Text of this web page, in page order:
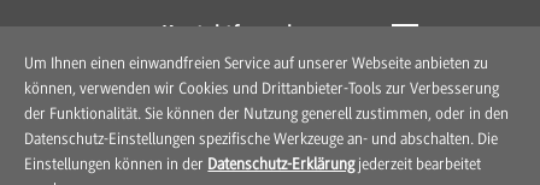
zum Kontaktformular
Um Ihnen einen einwandfreien Service auf unserer Webseite anbieten zu
können, verwenden wir Cookies und Drittanbieter-Tools zur Verbesserung
der Funktionalität. Sie können der Nutzung generell zustimmen, oder in den
Datenschutz-Einstellungen spezifische Werkzeuge an- und abschalten. Die
Einstellungen können in der Datenschutz-Erklärungjederzeit bearbeitet